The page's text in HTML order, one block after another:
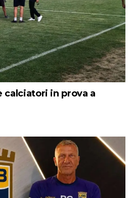
calciatori in prova a